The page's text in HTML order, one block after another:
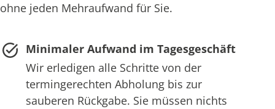
ohne jeden Mehraufwand für Sie.
Minimaler Aufwand im Tagesgeschäft
Wir erledigen alle Schritte von der
termingerechten Abholung bis zur
sauberen Rückgabe. Sie müssen nichts